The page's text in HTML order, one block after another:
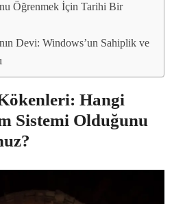
Öğrenmek İçin Tarihi Bir
Devi: Windows’un Sahiplik ve
Hangi
Sistemi Olduğunu